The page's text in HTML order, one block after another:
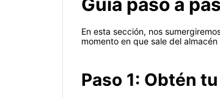
En esta sección, nos
momento en que sale del
Paso 1: Obtén